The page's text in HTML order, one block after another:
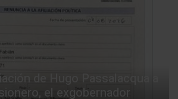
de Hugo Passalacqua a
el exgobernador